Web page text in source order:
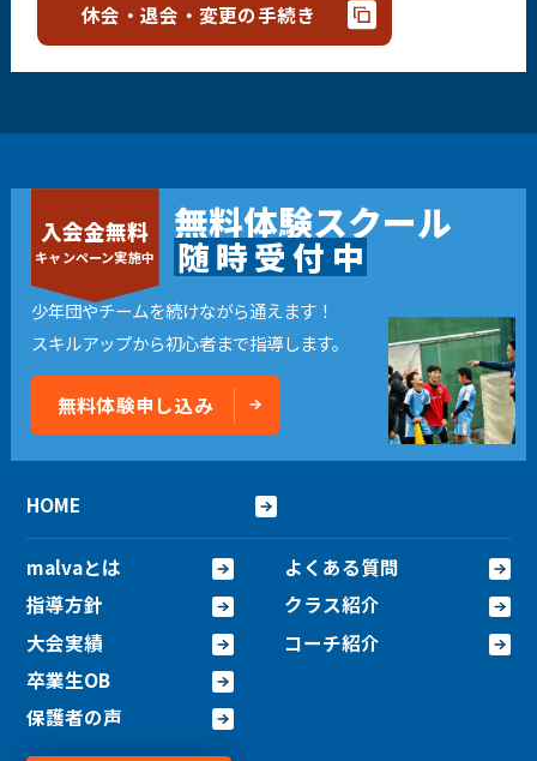
休会・退会・変更の手続き
入会金無料
キャンペーン実施中
無料体験スクール
随時受付 中
少年団やチームを続けながら通えます！
スキルアップから初心者まで指導します。
無料体験申し込み
HOME
malvaとは
指導方針
大会実績
卒業生OB
保護者の声
よくある質問
クラス紹介
コーチ紹介